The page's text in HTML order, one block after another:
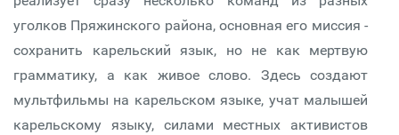
уголков Пряжинского района, основная его миссия -
сохранить карельский язык, но не как мертвую
грамматику, а как живое слово. Здесь создают
мультфильмы на карельском языке, учат малышей
карельскому языку, силами местных активистов